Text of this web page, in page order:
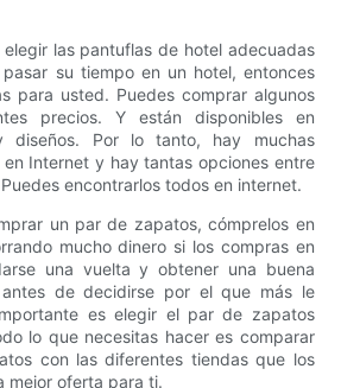
las pantuflas de hotel adecuadas
su tiempo en un hotel, entonces
para usted. Puedes comprar algunos
precios. Y están disponibles en
diseños. Por lo tanto, hay muchas
Internet y hay tantas opciones entre
encontrarlos todos en internet.
un par de zapatos, cómprelos en
mucho dinero si los compras en
una vuelta y obtener una buena
de decidirse por el que más le
es elegir el par de zapatos
lo que necesitas hacer es comparar
con las diferentes tiendas que los
mejor oferta para ti.